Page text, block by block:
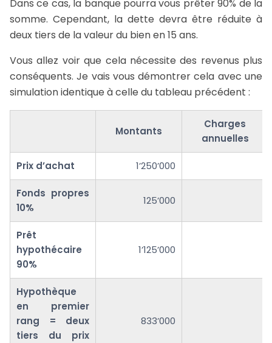
Dans ce cas, la banque pourra vous prêter 90% de la
somme. Cependant, la dette devra être réduite à
deux tiers de la valeur du bien en 15 ans.
Vous allez voir que cela nécessite des revenus plus
conséquents. Je vais vous démontrer cela avec une
simulation identique à celle du tableau précédent :
Montants
Charges
annuelles
Prix d’achat 1’250’000
Fonds propres
10%
125’000
Prêt
hypothécaire
90%
1’125’000
Hypothèque
en premier
rang = deux
tiers du prix
833’000